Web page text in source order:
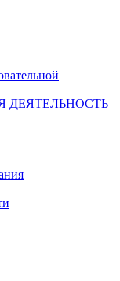
ДЕЯТЕЛЬНОСТЬ